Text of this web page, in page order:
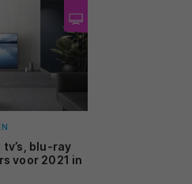
tv’s, blu-ray
voor 2021 in